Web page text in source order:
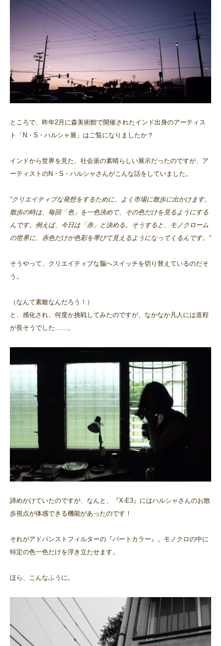
ところで、昨年2月に森美術館で開催されたインド出身のアーティス
ト「N・S・ハルシャ展」はご覧になりましたか？
インドから世界を見た、社会派の素晴らしい展示だったのですが、ア
ーティストのN・S・ハルシャさんがこんな話をしていました。
“クリエイティブな発想をするために、よく市場に散歩に出かけます。
散歩の時は、毎回「色」を一色決めて、その色だけを見るようにする
んです。例えば、今日は「赤」と決める。そうすると、モノクローム
の世界に、赤色だけが色彩を帯びて見えるようになってくるんです。“
そうやって、クリエイティブな脳へスイッチを切り替えているのだそ
う。
（なんて素敵なんだろう！）
と、感化され、何度か挑戦してみたのですが、なかなか凡人には道程
が長そうでした……。
諦めかけていたのですが、なんと、『X-E3』にはハルシャさんのお散
歩視点が体感できる機能があったのです！
それがアドバンストフィルターの『パートカラー』。モノクロの中に
特定の色一色だけを浮き立たせます。
ほら、こんなふうに。